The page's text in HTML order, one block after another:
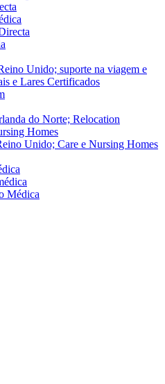
Unido; suporte na viagem e
e Lares Certificados
do Norte; Relocation
Homes
Unido; Care e Nursing Homes
Médica